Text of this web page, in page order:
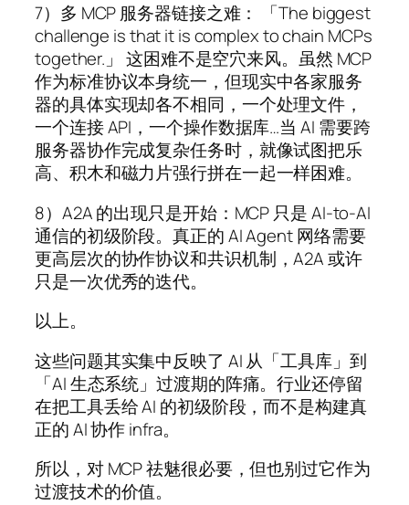
7）多 MCP 服务器链接之难： 「The biggest
challenge is that it is complex to chain MCPs
together.」 这困难不是空穴来风。虽然 MCP
作为标准协议本身统一，但现实中各家服务
器的具体实现却各不相同，一个处理文件，
一个连接 API，一个操作数据库…当 AI 需要跨
服务器协作完成复杂任务时，就像试图把乐
高、积木和磁力片强行拼在一起一样困难。
8）A2A 的出现只是开始：MCP 只是 AI-to-AI
通信的初级阶段。真正的 AI Agent 网络需要
更高层次的协作协议和共识机制，A2A 或许
只是一次优秀的迭代。
以上。
这些问题其实集中反映了 AI 从「工具库」到
「AI 生态系统」过渡期的阵痛。行业还停留
在把工具丢给 AI 的初级阶段，而不是构建真
正的 AI 协作 infra。
所以，对 MCP 祛魅很必要，但也别过它作为
过渡技术的价值。